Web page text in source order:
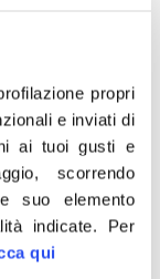
propri
e inviati di
ai tuoi gusti e
scorrendo
suo elemento
indicate. Per
qui
neuronali
sostanza è
e, per la
dei veri e
del
le
Non
dei nostri